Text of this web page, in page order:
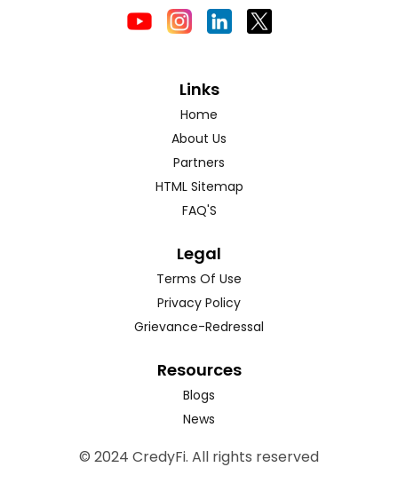
Links
Home
About Us
Partners
HTML Sitemap
FAQ'S
Legal
Terms Of Use
Privacy Policy
Grievance-Redressal
Resources
Blogs
News
© 2024 CredyFi. All rights reserved